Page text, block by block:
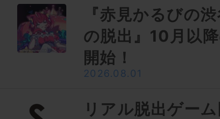
『赤見かるびの
の脱出』10月以
開始！
2026.08.01
リアル脱出ゲー